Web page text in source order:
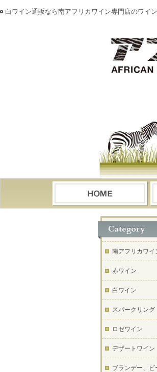
白ワイン通販なら南アフリカワイン専門店のワイ
南アフリカワイ
赤ワイン
白ワイン
スパークリング
ロゼワイン
デザートワイン
ブランデー、